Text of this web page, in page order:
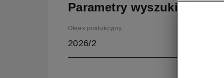
Parametry wyszukiwania
Okres produkcyjny
2026/2